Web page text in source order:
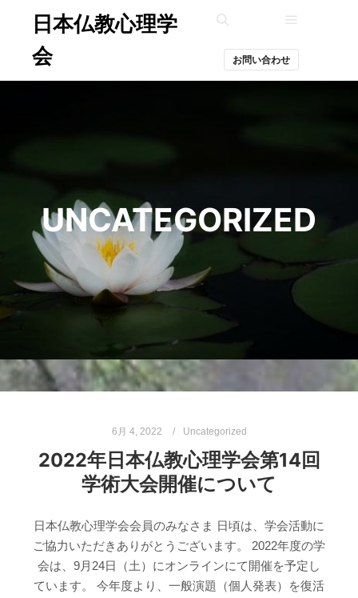
日本仏教心理学
会
お問い合わせ
UNCATEGORIZED
6月 4, 2022 Uncategorized
2022年日本仏教心理学会第14回
学術大会開催について
日本仏教心理学会会員のみなさま 日頃は、学会活動に
ご協力いただきありがとうございます。 2022年度の学
会は、9月24日（土）にオンラインにて開催を予定し
ています。 今年度より、一般演題（個人発表）を復活